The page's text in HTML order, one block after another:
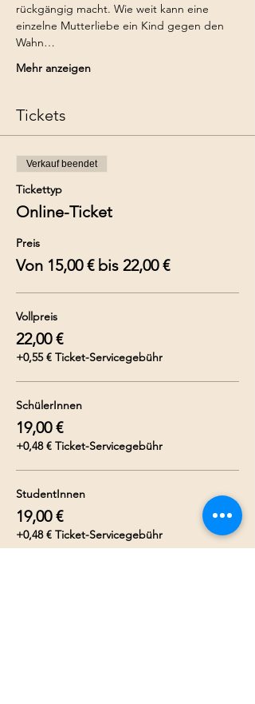
rückgängig macht. Wie weit kann eine
einzelne Mutterliebe ein Kind gegen den
Wahn…
Mehr anzeigen
Tickets
Verkauf beendet
Tickettyp
Online-Ticket
Preis
Von 15,00 € bis 22,00 €
Vollpreis
22,00 €
+0,55 € Ticket-Servicegebühr
SchülerInnen
19,00 €
+0,48 € Ticket-Servicegebühr
StudentInnen
19,00 €
+0,48 € Ticket-Servicegebühr